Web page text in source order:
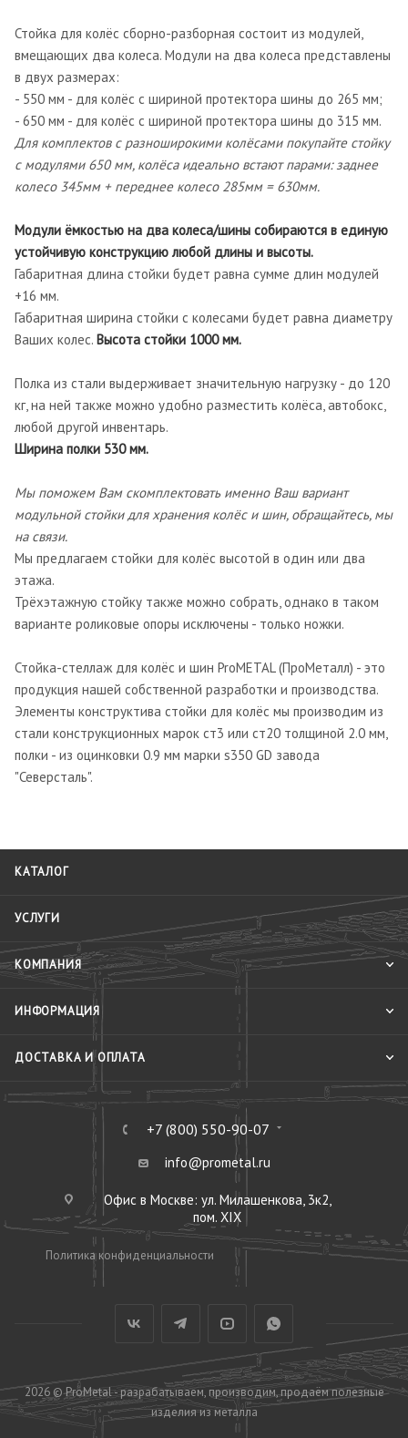
Стойка для колёс сборно-разборная состоит из модулей,
вмещающих два колеса. Модули на два колеса представлены
в двух размерах:
- 550 мм - для колёс с шириной протектора шины до 265 мм;
- 650 мм - для колёс с шириной протектора шины до 315 мм.
Для комплектов с разноширокими колёсами покупайте стойку
с модулями 650 мм, колёса идеально встают парами: заднее
колесо 345мм + переднее колесо 285мм = 630мм.
Модули ёмкостью на два колеса/шины собираются в единую
устойчивую конструкцию любой длины и высоты.
Габаритная длина стойки будет равна сумме длин модулей
+16 мм.
Габаритная ширина стойки с колесами будет равна диаметру
Ваших колес. Высота стойки 1000 мм.
Полка из стали выдерживает значительную нагрузку - до 120
кг, на ней также можно удобно разместить колёса, автобокс,
любой другой инвентарь.
Ширина полки 530 мм.
Мы поможем Вам скомплектовать именно Ваш вариант
модульной стойки для хранения колёс и шин, обращайтесь, мы
на связи.
Мы предлагаем стойки для колёс высотой в один или два
этажа.
Трёхэтажную стойку также можно собрать, однако в таком
варианте роликовые опоры исключены - только ножки.
Стойка-стеллаж для колёс и шин ProMETAL (ПроМеталл) - это
продукция нашей собственной разработки и производства.
Элементы конструктива стойки для колёс мы производим из
стали конструкционных марок ст3 или ст20 толщиной 2.0 мм,
полки - из оцинковки 0.9 мм марки s350 GD завода
"Северсталь".
КАТАЛОГ
УСЛУГИ
КОМПАНИЯ
ИНФОРМАЦИЯ
ДОСТАВКА И ОПЛАТА
+7 (800) 550-90-07
info@prometal.ru
Офис в Москве: ул. Милашенкова, 3к2,
пом. XIX
Политика конфиденциальности
2026 © ProMetal - разрабатываем, производим, продаём полезные
изделия из металла